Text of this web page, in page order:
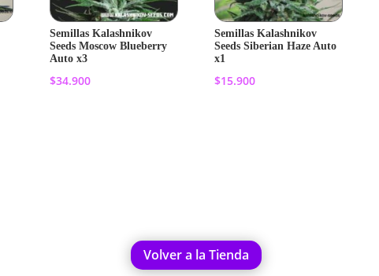
Semillas Kalashnikov
Seeds Moscow Blueberry
Auto x3
$34.900
Semillas Kalashnikov
Seeds Siberian Haze Auto
x1
$15.900
Volver a la Tienda